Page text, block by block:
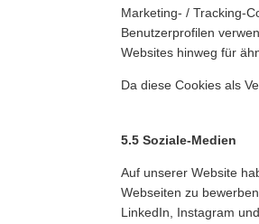
Marketing- / Tracking-
Benutzerprofilen
Websites hinweg für
Da diese Cookies als
5.5 Soziale-Medien
Auf unserer Website
Webseiten zu
LinkedIn, Instagram